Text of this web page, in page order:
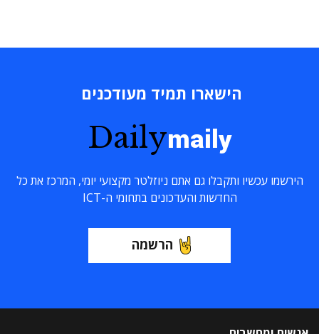
הישארו תמיד מעודכנים
Dailymaily
הירשמו עכשיו ותקבלו גם אתם ניוזלטר מקצועי יומי, המרכז את כל
החדשות והעדכונים בתחומי ה-ICT
הרשמה